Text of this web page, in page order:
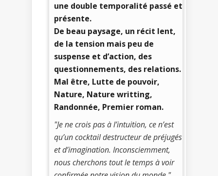
une double temporalité passé et
présente.
De beau paysage, un récit lent,
de la tension mais peu de
suspense et d’action, des
questionnements, des relations.
Mal être, Lutte de pouvoir,
Nature, Nature writting,
Randonnée, Premier roman.
"Je ne crois pas à l’intuition, ce n’est
qu’un cocktail destructeur de préjugés
et d’imagination. Inconsciemment,
nous cherchons tout le temps à voir